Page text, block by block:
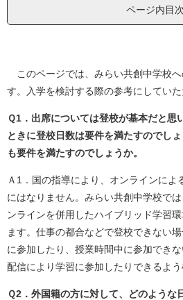
ページ内目次
このページでは、みらい共創中学校へ
す。入学を検討する際の参考にしていた
Ｑ1．出席については登校が基本だと思
ときに登校日数は要件を満たすのでし
も要件を満たすのでしょうか。
Ａ1．国の指導により、オンラインによ
にはなりません。みらい共創中学校で
ンラインを併用したハイブリッド学習
ます。仕事の都合などで登校できない
に参加したり、授業時間中に参加でき
配信により学習に参加したりできるよう
Ｑ2．外国籍の方に対して、どのような